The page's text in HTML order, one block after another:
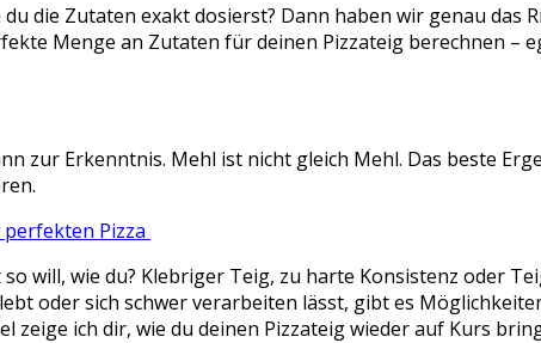
die Zutaten exakt dosierst? Dann haben wir genau das
Menge an Zutaten für deinen Pizzateig berechnen –
zur Erkenntnis. Mehl ist nicht gleich Mehl. Das beste
Pizza
will, wie du? Klebriger Teig, zu harte Konsistenz oder
oder sich schwer verarbeiten lässt, gibt es
zeige ich dir, wie du deinen Pizzateig wieder auf Kurs